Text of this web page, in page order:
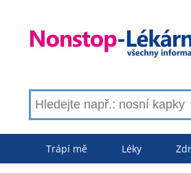
Trápí mě Léky